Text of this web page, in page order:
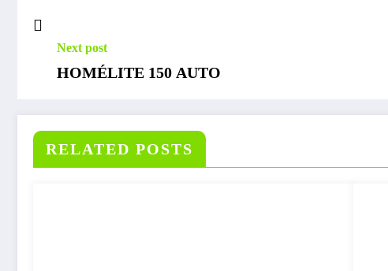
Next post
HOMÉLITE 150 AUTO
RELATED POSTS